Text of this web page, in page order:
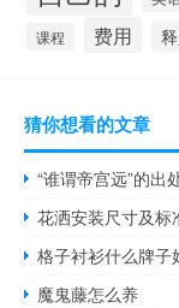
课程 费用
猜你想看的文章
“谁谓帝宫远”的出
花洒安装尺寸及标
格子衬衫什么牌子
魔鬼藤怎么养